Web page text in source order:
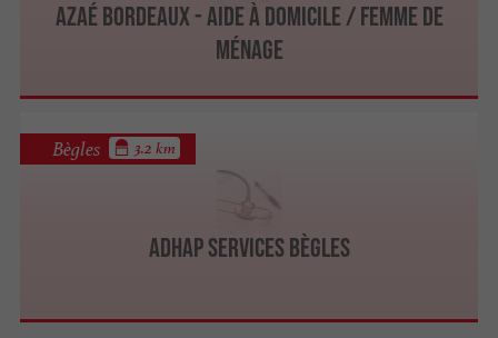
Azaé Bordeaux - Aide à Domicile / Femme de
Ménage
Adhap Services Bègles
Bègles 3.2 km